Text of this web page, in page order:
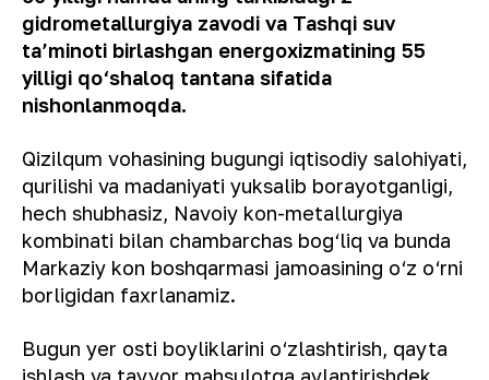
gidrometallurgiya zavodi va Tashqi suv
ta’minoti birlashgan energoxizmatining 55
yilligi qo‘shaloq tantana sifatida
nishonlanmoqda.
Qizilqum vohasining bugungi iqtisodiy salohiyati,
qurilishi va madaniyati yuksalib borayotganligi,
hech shubhasiz, Navoiy kon-metallurgiya
kombinati bilan chambarchas bog‘liq va bunda
Markaziy kon boshqarmasi jamoasining o‘z o‘rni
borligidan faxrlanamiz.
Bugun yer osti boyliklarini o‘zlashtirish, qayta